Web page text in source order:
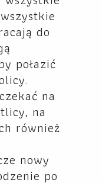
do
połazić
na
na
również
nowy
po